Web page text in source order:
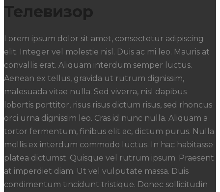
Телевизор
Lorem ipsum dolor sit amet, consectetur adipiscing
elit. Integer vel molestie nisl. Duis ac mi leo. Mauris at
convallis erat. Aliquam interdum semper luctus.
Aenean ex tellus, gravida ut rutrum dignissim,
malesuada vitae nulla. Sed viverra, nisl dapibus
lobortis porttitor, risus risus dictum risus, sed rhoncus
orci urna dignissim leo. Cras id nunc nulla. Aliquam a
tortor fermentum, finibus elit ac, dictum purus. Nulla
mollis ex interdum commodo luctus. In hac habitasse
platea dictumst. Quisque vel rutrum ipsum. Praesent
at imperdiet diam. Ut vel vulputate massa. Duis
condimentum tincidunt tristique. Donec sollicitudin